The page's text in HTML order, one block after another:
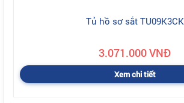
Tủ hồ sơ sắt TU09K3CK
3.071.000 VNĐ
Xem chi tiết